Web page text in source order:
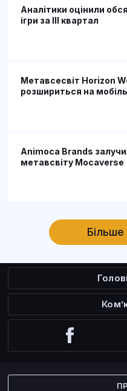
Аналітики оцінили
ігри за III квартал
Метавсесвіт Horizon
розшириться на
Animoca Brands
метавсвіту Mocaverse
Більше